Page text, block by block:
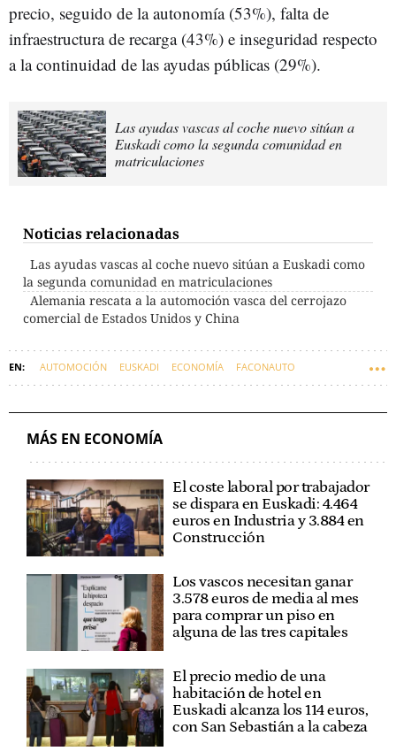
precio, seguido de la autonomía (53%), falta de
infraestructura de recarga (43%) e inseguridad respecto
a la continuidad de las ayudas públicas (29%).
Las ayudas vascas al coche nuevo sitúan a
Euskadi como la segunda comunidad en
matriculaciones
Noticias relacionadas
Las ayudas vascas al coche nuevo sitúan a Euskadi como
la segunda comunidad en matriculaciones
Alemania rescata a la automoción vasca del cerrojazo
comercial de Estados Unidos y China
AUTOMOCIÓN EUSKADI ECONOMÍA FACONAUTO
MÁS EN ECONOMÍA
El coste laboral por trabajador
se dispara en Euskadi: 4.464
euros en Industria y 3.884 en
Construcción
Los vascos necesitan ganar
3.578 euros de media al mes
para comprar un piso en
alguna de las tres capitales
El precio medio de una
habitación de hotel en
Euskadi alcanza los 114 euros,
con San Sebastián a la cabeza